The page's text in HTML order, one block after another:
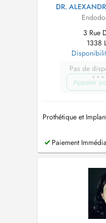
DR.
3 Rue
1338
Pas de
Appeler
Prothétique et
Paiement